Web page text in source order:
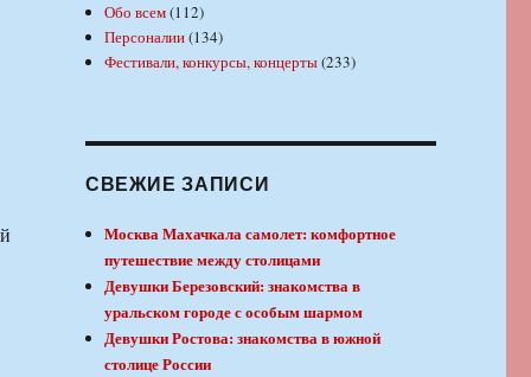
Обо всем(112)
Персоналии(134)
Фестивали, конкурсы, концерты(233)
СВЕЖИЕ ЗАПИСИ
Москва Махачкала самолет: комфортное
путешествие между столицами
Девушки Березовский: знакомства в
уральском городе с особым шармом
Девушки Ростова: знакомства в южной
столице России